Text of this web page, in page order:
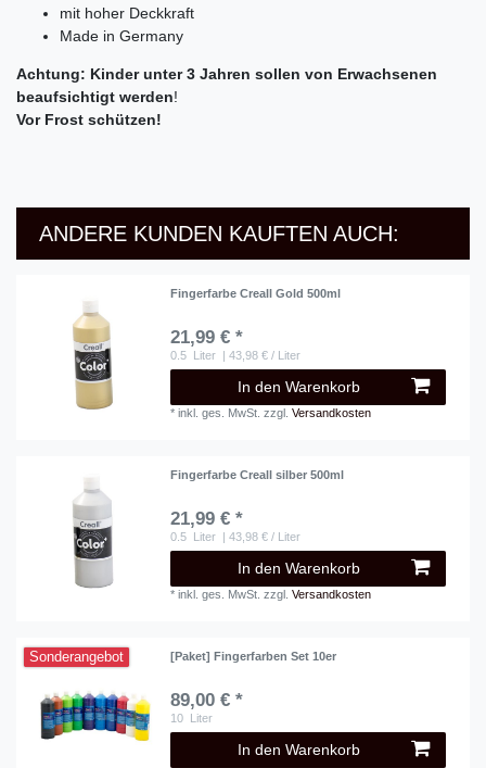
mit hoher Deckkraft
Made in Germany
Achtung: Kinder unter 3 Jahren sollen von Erwachsenen
beaufsichtigt werden!
Vor Frost schützen!
ANDERE KUNDEN KAUFTEN AUCH:
Fingerfarbe Creall Gold 500ml
21,99 € *
0.5 Liter | 43,98 € / Liter
In den Warenkorb
*inkl. ges. MwSt. zzgl.Versandkosten
Fingerfarbe Creall silber 500ml
21,99 € *
0.5 Liter | 43,98 € / Liter
In den Warenkorb
*inkl. ges. MwSt. zzgl.Versandkosten
Sonderangebot [Paket] Fingerfarben Set 10er
89,00 € *
10 Liter
In den Warenkorb